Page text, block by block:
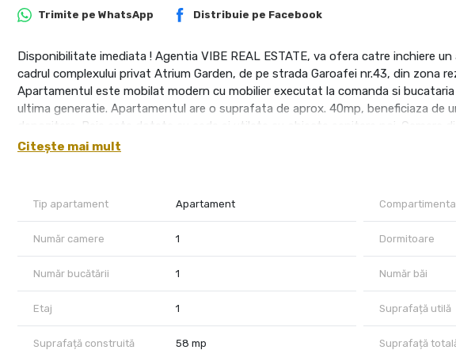
Trimite pe WhatsApp Distribuie pe Facebook
Disponibilitate imediata ! Agentia VIBE REAL ESTATE, va ofera catre inchiere
cadrul complexului privat Atrium Garden, de pe strada Garoafei nr.43, din zona
Apartamentul este mobilat modern cu mobilier executat la comanda si
ultima generatie. Apartamentul are o suprafata de aprox. 40mp, beneficiaza de
depozitare. Baia este dotata cu cada si utilata cu obiecte sanitare noi. Camera
matrimonial 160cmx200cm si un riflaj care separa bucataria de zona de
Se poate viziona cu o programare in prealabil !
Citește mai mult
Tip apartament Apartament
Număr camere 1 Dormitoare
Număr bucătării 1 Număr băi
Etaj 1 Suprafață utilă
Suprafață construită 58 mp Suprafață